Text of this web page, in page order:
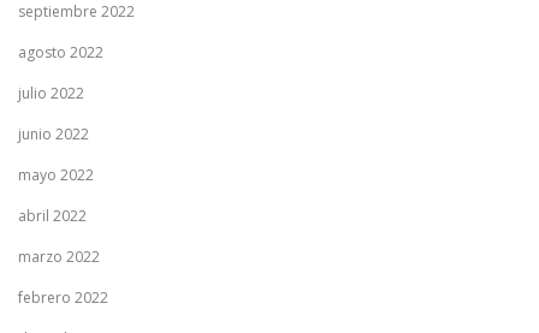
septiembre 2022
agosto 2022
julio 2022
junio 2022
mayo 2022
abril 2022
marzo 2022
febrero 2022